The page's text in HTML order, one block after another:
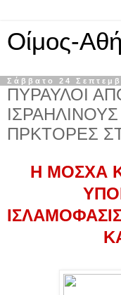
Οίμος-
Σάββατο 24
ΠΥΡΑΥΛΟΙ
ΠΡΚΤΟΡΕΣ
Η ΜΟΣΧΑ